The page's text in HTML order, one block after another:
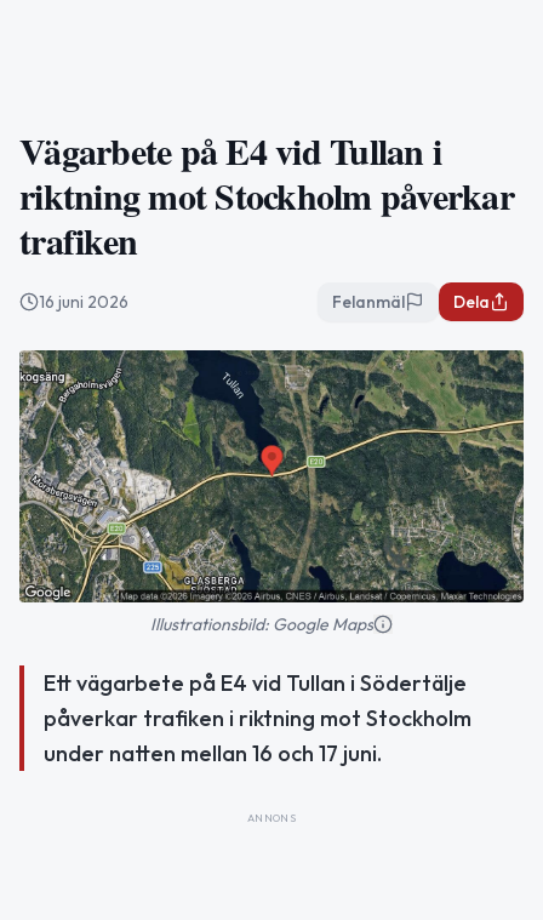
Vägarbete på E4 vid Tullan i
riktning mot Stockholm påverkar
trafiken
16 juni 2026 Felanmäl Dela
Illustrationsbild: Google Maps
Ett vägarbete på E4 vid Tullan i Södertälje
påverkar trafiken i riktning mot Stockholm
under natten mellan 16 och 17 juni.
ANNONS